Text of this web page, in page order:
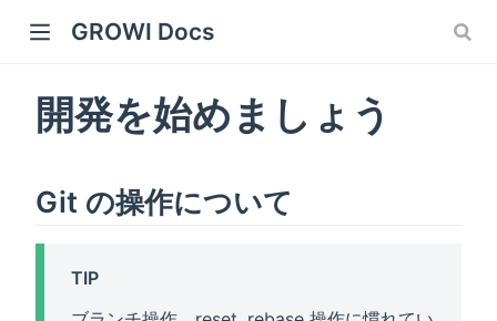
GROWI Docs
開発を始めましょう
Git の操作について
TIP